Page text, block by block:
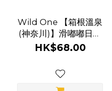
Wild One 【箱根溫泉
(神奈川)】滑嘟嘟日式
溫泉情趣凝膠粉 - 日本
HK$68.00